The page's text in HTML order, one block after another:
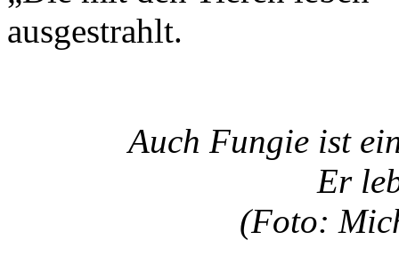
ausgestrahlt.
Auch Fungie ist
Er
(Foto: